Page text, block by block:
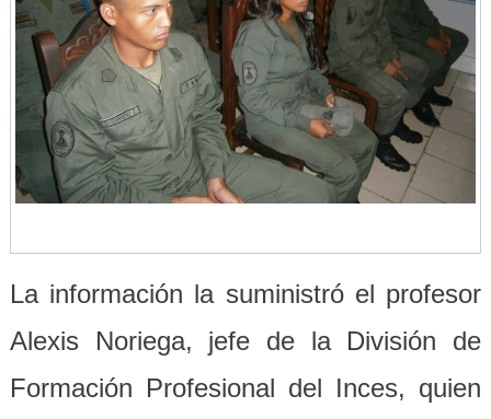
La información la suministró el profesor
Alexis Noriega, jefe de la División de
Formación Profesional del Inces, quien